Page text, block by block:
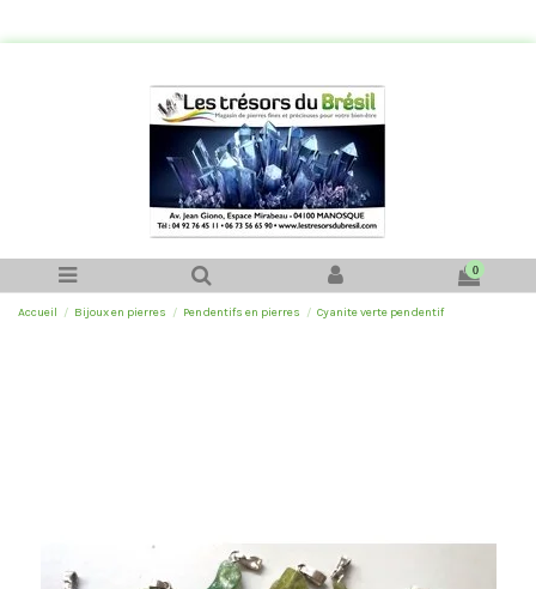
0
Accueil Bijoux en pierres Pendentifs en pierres Cyanite verte pendentif